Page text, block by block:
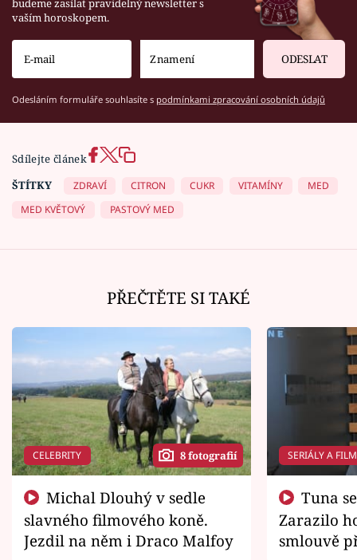
budeme zasílat pravidelný newsletter s
vaším horoskopem.
ODESLAT
Odesláním formuláře souhlasíte s podmínkami zpracování osobních údajů
Sdílejte článek
ŠTÍTKY
ZDRAVÍ CITRON CUKR VITAMÍNY
MED
MED KVĚTOVÝ
PASTOVÝ MED
PŘEČTĚTE SI TAKÉ
CELEBRITY 8 fotografií
slavného filmového koně.
Jezdil na něm i Draco Malfoy
SERIÁLY A
Zarazilo
smlouvě